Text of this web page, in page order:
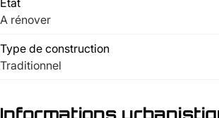
État
A rénover
Type de construction
Traditionnel